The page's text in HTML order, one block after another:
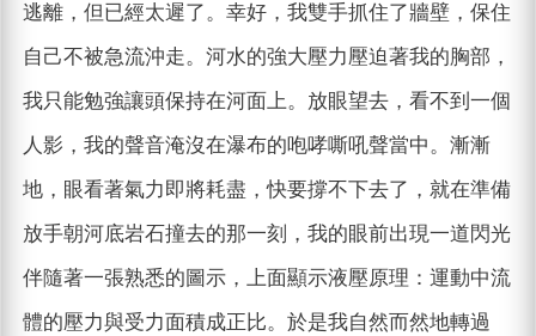
逃離，但已經太遲了。幸好，我雙手抓住了牆壁，保住
自己不被急流沖走。河水的強大壓力壓迫著我的胸部，
我只能勉強讓頭保持在河面上。放眼望去，看不到一個
人影，我的聲音淹沒在瀑布的咆哮嘶吼聲當中。漸漸
地，眼看著氣力即將耗盡，快要撐不下去了，就在準備
放手朝河底岩石撞去的那一刻，我的眼前出現一道閃光
伴隨著一張熟悉的圖示，上面顯示液壓原理：運動中流
體的壓力與受力面積成正比。於是我自然而然地轉過